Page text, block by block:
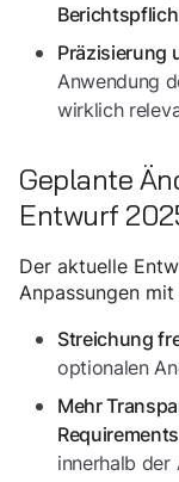
Präzisierung
Anwendung
wirklich
Geplante
Entwurf
Der aktuelle
Anpassungen
Streichung
optionalen
Mehr
innerhalb der